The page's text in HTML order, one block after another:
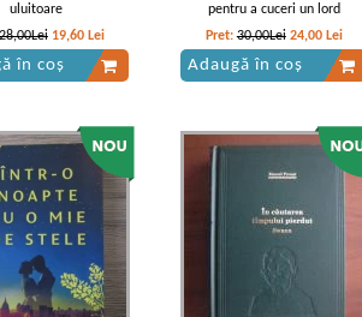
uluitoare
28,00Lei 19,60 Lei
în coș
pentru a cuceri un lord
Pret:30,00Lei 24,00 Lei
Adaugă în coș